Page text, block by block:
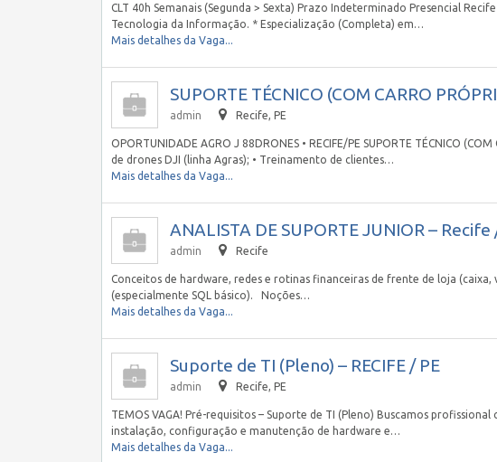
CLT 40h Semanais (Segunda > Sexta) Prazo Indeterminado Presencial
Tecnologia da Informação. * Especialização (Completa) em…
Mais detalhes da Vaga...
SUPORTE TÉCNICO (COM CARRO
admin Recife, PE
OPORTUNIDADE AGRO J 88DRONES • RECIFE/PE SUPORTE TÉCNICO
de drones DJI (linha Agras); • Treinamento de clientes…
Mais detalhes da Vaga...
ANALISTA DE SUPORTE JUNIOR – Recife
admin Recife
Conceitos de hardware, redes e rotinas financeiras de frente de loja
(especialmente SQL básico). Noções…
Mais detalhes da Vaga...
Suporte de TI (Pleno) – RECIFE / PE
admin Recife, PE
TEMOS VAGA! Pré-requisitos – Suporte de TI (Pleno) Buscamos
instalação, configuração e manutenção de hardware e…
Mais detalhes da Vaga...